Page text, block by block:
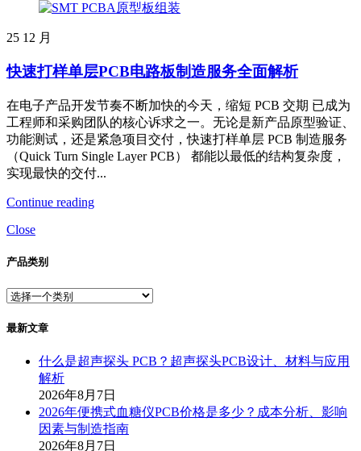
25 12 月
快速打样单层PCB电路板制造服务全面解析
在电子产品开发节奏不断加快的今天，缩短 PCB 交期 已成为
工程师和采购团队的核心诉求之一。无论是新产品原型验证、
功能测试，还是紧急项目交付，快速打样单层 PCB 制造服务
（Quick Turn Single Layer PCB） 都能以最低的结构复杂度，
实现最快的交付...
Continue reading
Close
产品类别
最新文章
什么是超声探头 PCB？超声探头PCB设计、材料与应用
解析
2026年8月7日
2026年便携式血糖仪PCB价格是多少？成本分析、影响
因素与制造指南
2026年8月7日